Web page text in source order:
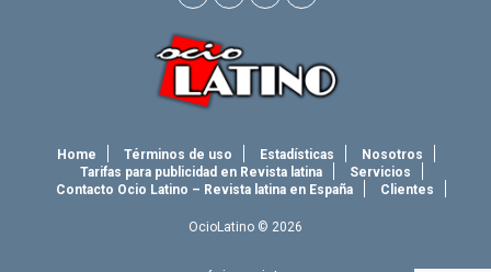
Home Términos de uso Estadísticas
Nosotros
Tarifas para publicidad en Revista latina
Servicios
Contacto Ocio Latino – Revista latina en España
Clientes
OcioLatino © 2026